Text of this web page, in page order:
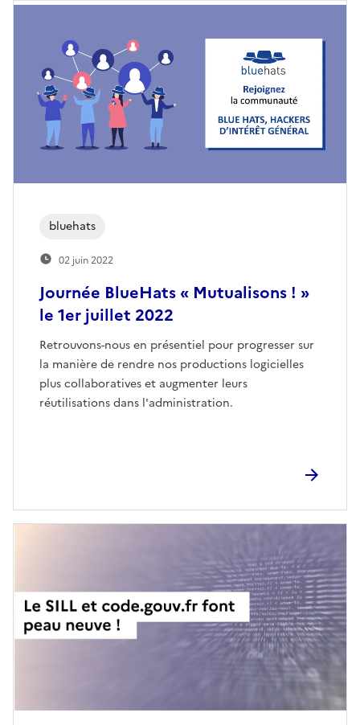
Journée BlueHats « Mutualisons ! »
le 1er juillet 2022
Retrouvons-nous en présentiel pour progresser sur
la manière de rendre nos productions logicielles
plus collaboratives et augmenter leurs
réutilisations dans l'administration.
bluehats
02 juin 2022